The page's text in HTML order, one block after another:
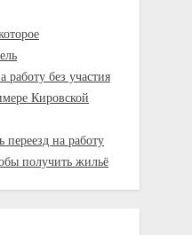
без участия
Кировской
на работу
получить жильё